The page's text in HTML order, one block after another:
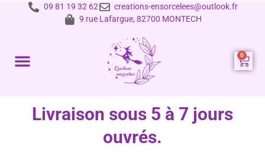
09 81 19 32 62
creations-ensorcelees@outlook.fr
9 rue Lafargue, 82700 MONTECH
Livraison sous 5 à 7 jours
ouvrés.